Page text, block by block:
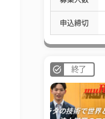
申込締切
終了